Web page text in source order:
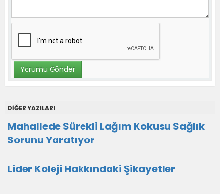
DİĞER YAZILARI
Mahallede Sürekli Lağım Kokusu Sağlık
Sorunu Yaratıyor
Lider Koleji Hakkındaki Şikayetler